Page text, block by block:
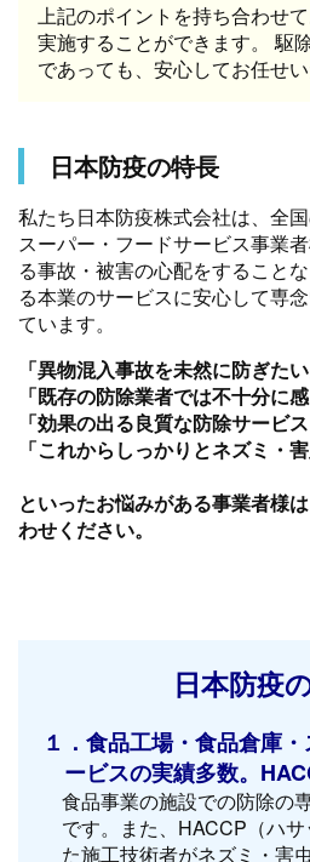
上記のポイントを持ち合わせ
実施することができます。 駆
であっても、安心してお任せい
日本防疫の特長
私たち日本防疫株式会社は、全
スーパー・フードサービス事業
る事故・被害の心配をすること
る本業のサービスに安心して専
ています。
「異物混入事故を未然に防ぎたい
「既存の防除業者では不十分に
「効果の出る良質な防除サービ
「これからしっかりとネズミ・
といったお悩みがある事業者様
わせください。
日本防疫
１．食品工場・食品倉庫
ービスの実績多数。
食品事業の施設での防除の
です。また、HACCP（ハ
た施工技術者がネズミ・害